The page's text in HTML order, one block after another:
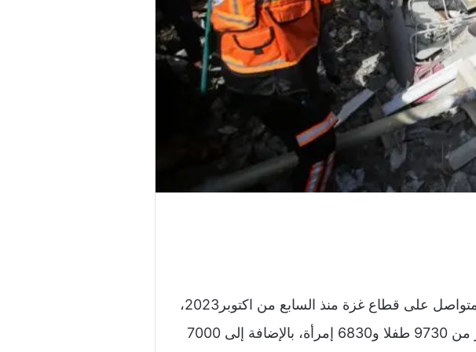
ارتفع عدد الشهداء جراء العدوان الإسرائيلي المتواصل على قطاع غزة منذ السابع من اكتوبر2023،
إلى 22600 شهيد و57910 مصابين، بينهم أكثر من 9730 طفلا و6830 إمرأة، بالإضافة إلى 7000